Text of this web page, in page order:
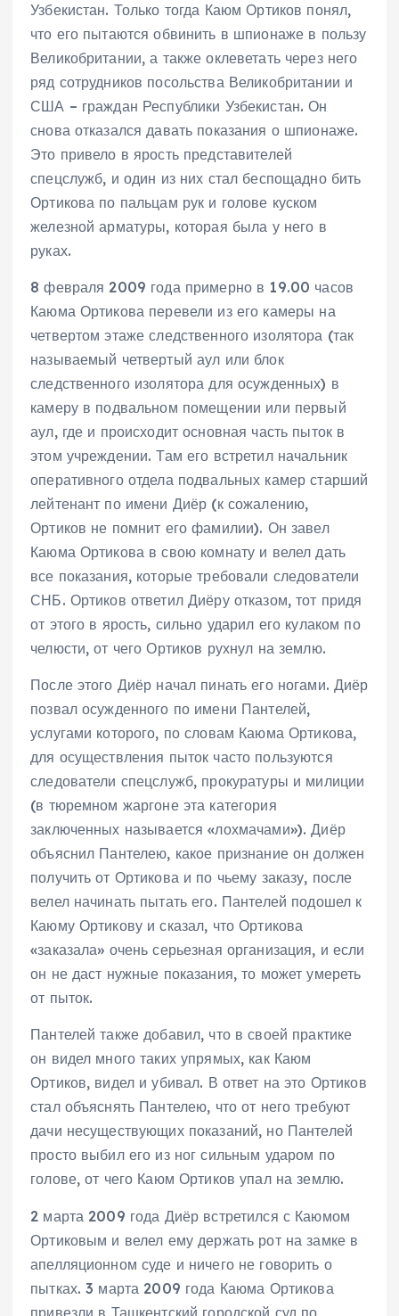
Узбекистан. Только тогда Каюм Ортиков понял,
что его пытаются обвинить в шпионаже в пользу
Великобритании, а также оклеветать через него
ряд сотрудников посольства Великобритании и
США – граждан Республики Узбекистан. Он
снова отказался давать показания о шпионаже.
Это привело в ярость представителей
спецслужб, и один из них стал беспощадно бить
Ортикова по пальцам рук и голове куском
железной арматуры, которая была у него в
руках.
8 февраля 2009 года примерно в 19.00 часов
Каюма Ортикова перевели из его камеры на
четвертом этаже следственного изолятора (так
называемый четвертый аул или блок
следственного изолятора для осужденных) в
камеру в подвальном помещении или первый
аул, где и происходит основная часть пыток в
этом учреждении. Там его встретил начальник
оперативного отдела подвальных камер старший
лейтенант по имени Диёр (к сожалению,
Ортиков не помнит его фамилии). Он завел
Каюма Ортикова в свою комнату и велел дать
все показания, которые требовали следователи
СНБ. Ортиков ответил Диёру отказом, тот придя
от этого в ярость, сильно ударил его кулаком по
челюсти, от чего Ортиков рухнул на землю.
После этого Диёр начал пинать его ногами. Диёр
позвал осужденного по имени Пантелей,
услугами которого, по словам Каюма Ортикова,
для осуществления пыток часто пользуются
следователи спецслужб, прокуратуры и милиции
(в тюремном жаргоне эта категория
заключенных называется «лохмачами»). Диёр
объяснил Пантелею, какое признание он должен
получить от Ортикова и по чьему заказу, после
велел начинать пытать его. Пантелей подошел к
Каюму Ортикову и сказал, что Ортикова
«заказала» очень серьезная организация, и если
он не даст нужные показания, то может умереть
от пыток.
Пантелей также добавил, что в своей практике
он видел много таких упрямых, как Каюм
Ортиков, видел и убивал. В ответ на это Ортиков
стал объяснять Пантелею, что от него требуют
дачи несуществующих показаний, но Пантелей
просто выбил его из ног сильным ударом по
голове, от чего Каюм Ортиков упал на землю.
2 марта 2009 года Диёр встретился с Каюмом
Ортиковым и велел ему держать рот на замке в
апелляционном суде и ничего не говорить о
пытках. 3 марта 2009 года Каюма Ортикова
привезли в Ташкентский городской суд по